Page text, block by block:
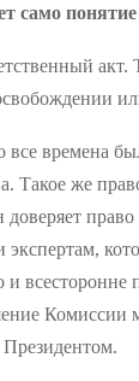
само
акт.
времена
Такое же
право
всесторонне
Комиссии